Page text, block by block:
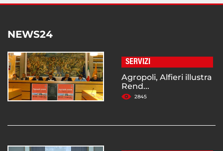
NEWS24
SERVIZI
Agropoli, Alfieri illustra
Rend...
2845